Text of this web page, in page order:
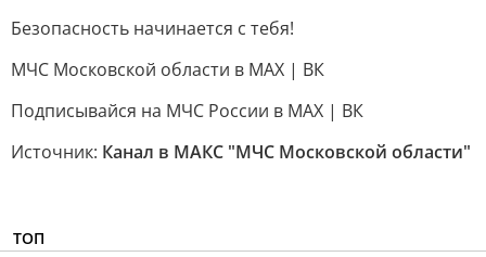
Безопасность начинается с тебя!
МЧС Московской области в MAX | ВК
Подписывайся на МЧС России в MAX | ВК
Источник: Канал в МАКС "МЧС Московской области"
ТОП